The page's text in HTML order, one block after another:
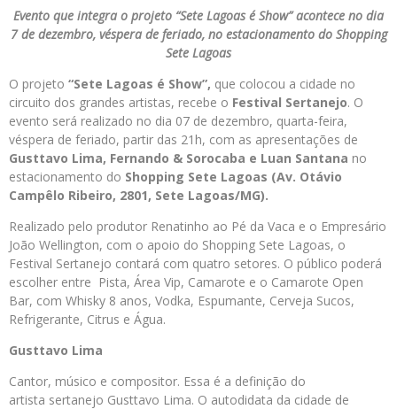
Evento que integra o projeto “Sete Lagoas é Show” acontece no dia
7 de dezembro, véspera de feriado, no estacionamento do Shopping
Sete Lagoas
O projeto “Sete Lagoas é Show”, que colocou a cidade no
circuito dos grandes artistas, recebe o Festival Sertanejo. O
evento será realizado no dia 07 de dezembro, quarta-feira,
véspera de feriado, partir das 21h, com as apresentações de
Gusttavo Lima, Fernando & Sorocaba e Luan Santana no
estacionamento do Shopping Sete Lagoas (Av. Otávio
Campêlo Ribeiro, 2801, Sete Lagoas/MG).
Realizado pelo produtor Renatinho ao Pé da Vaca e o Empresário
João Wellington, com o apoio do Shopping Sete Lagoas, o
Festival Sertanejo contará com quatro setores. O público poderá
escolher entre Pista, Área Vip, Camarote e o Camarote Open
Bar, com Whisky 8 anos, Vodka, Espumante, Cerveja Sucos,
Refrigerante, Citrus e Água.
Gusttavo Lima
Cantor, músico e compositor. Essa é a definição do
artista sertanejo Gusttavo Lima. O autodidata da cidade de